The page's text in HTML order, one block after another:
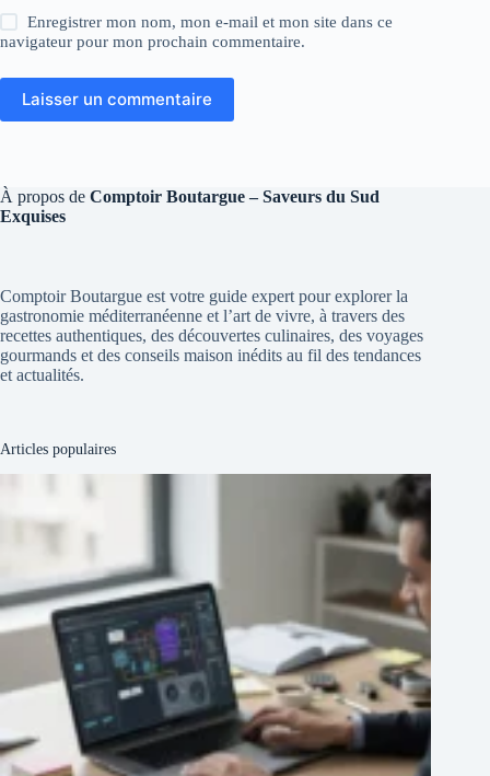
Enregistrer mon nom, mon e-mail et mon site dans ce
navigateur pour mon prochain commentaire.
Laisser un commentaire
À propos de Comptoir Boutargue – Saveurs du Sud
Exquises
Comptoir Boutargue est votre guide expert pour explorer la
gastronomie méditerranéenne et l’art de vivre, à travers des
recettes authentiques, des découvertes culinaires, des voyages
gourmands et des conseils maison inédits au fil des tendances
et actualités.
Articles populaires